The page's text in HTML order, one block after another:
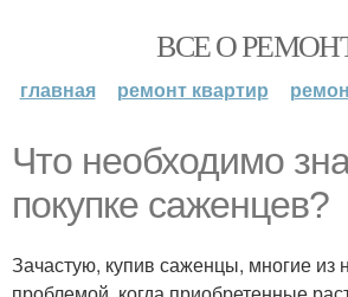
ВСЕ О
главная ремонт квартир
Что необходимо
покупке саженцев?
Зачастую, купив саженцы, многие из